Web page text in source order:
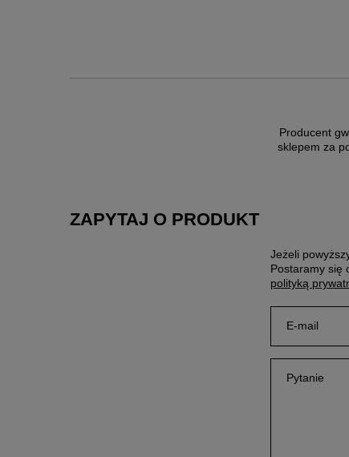
Producent
sklepem za
ZAPYTAJ O PRODUKT
Jeżeli
Postaramy się
polityką
E-mail
Pytanie